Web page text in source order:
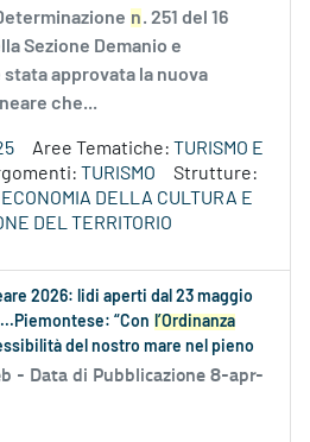
n. 251 del 16
Sezione Demanio e
stata approvata la nuova
che...
Aree Tematiche: TURISMO E
TURISMO
Strutture:
ECONOMIA DELLA CULTURA E
DEL TERRITORIO
2026: lidi aperti dal 23 maggio
“Con l’Ordinanza
del nostro mare nel pieno
- Data di Pubblicazione 8-apr-